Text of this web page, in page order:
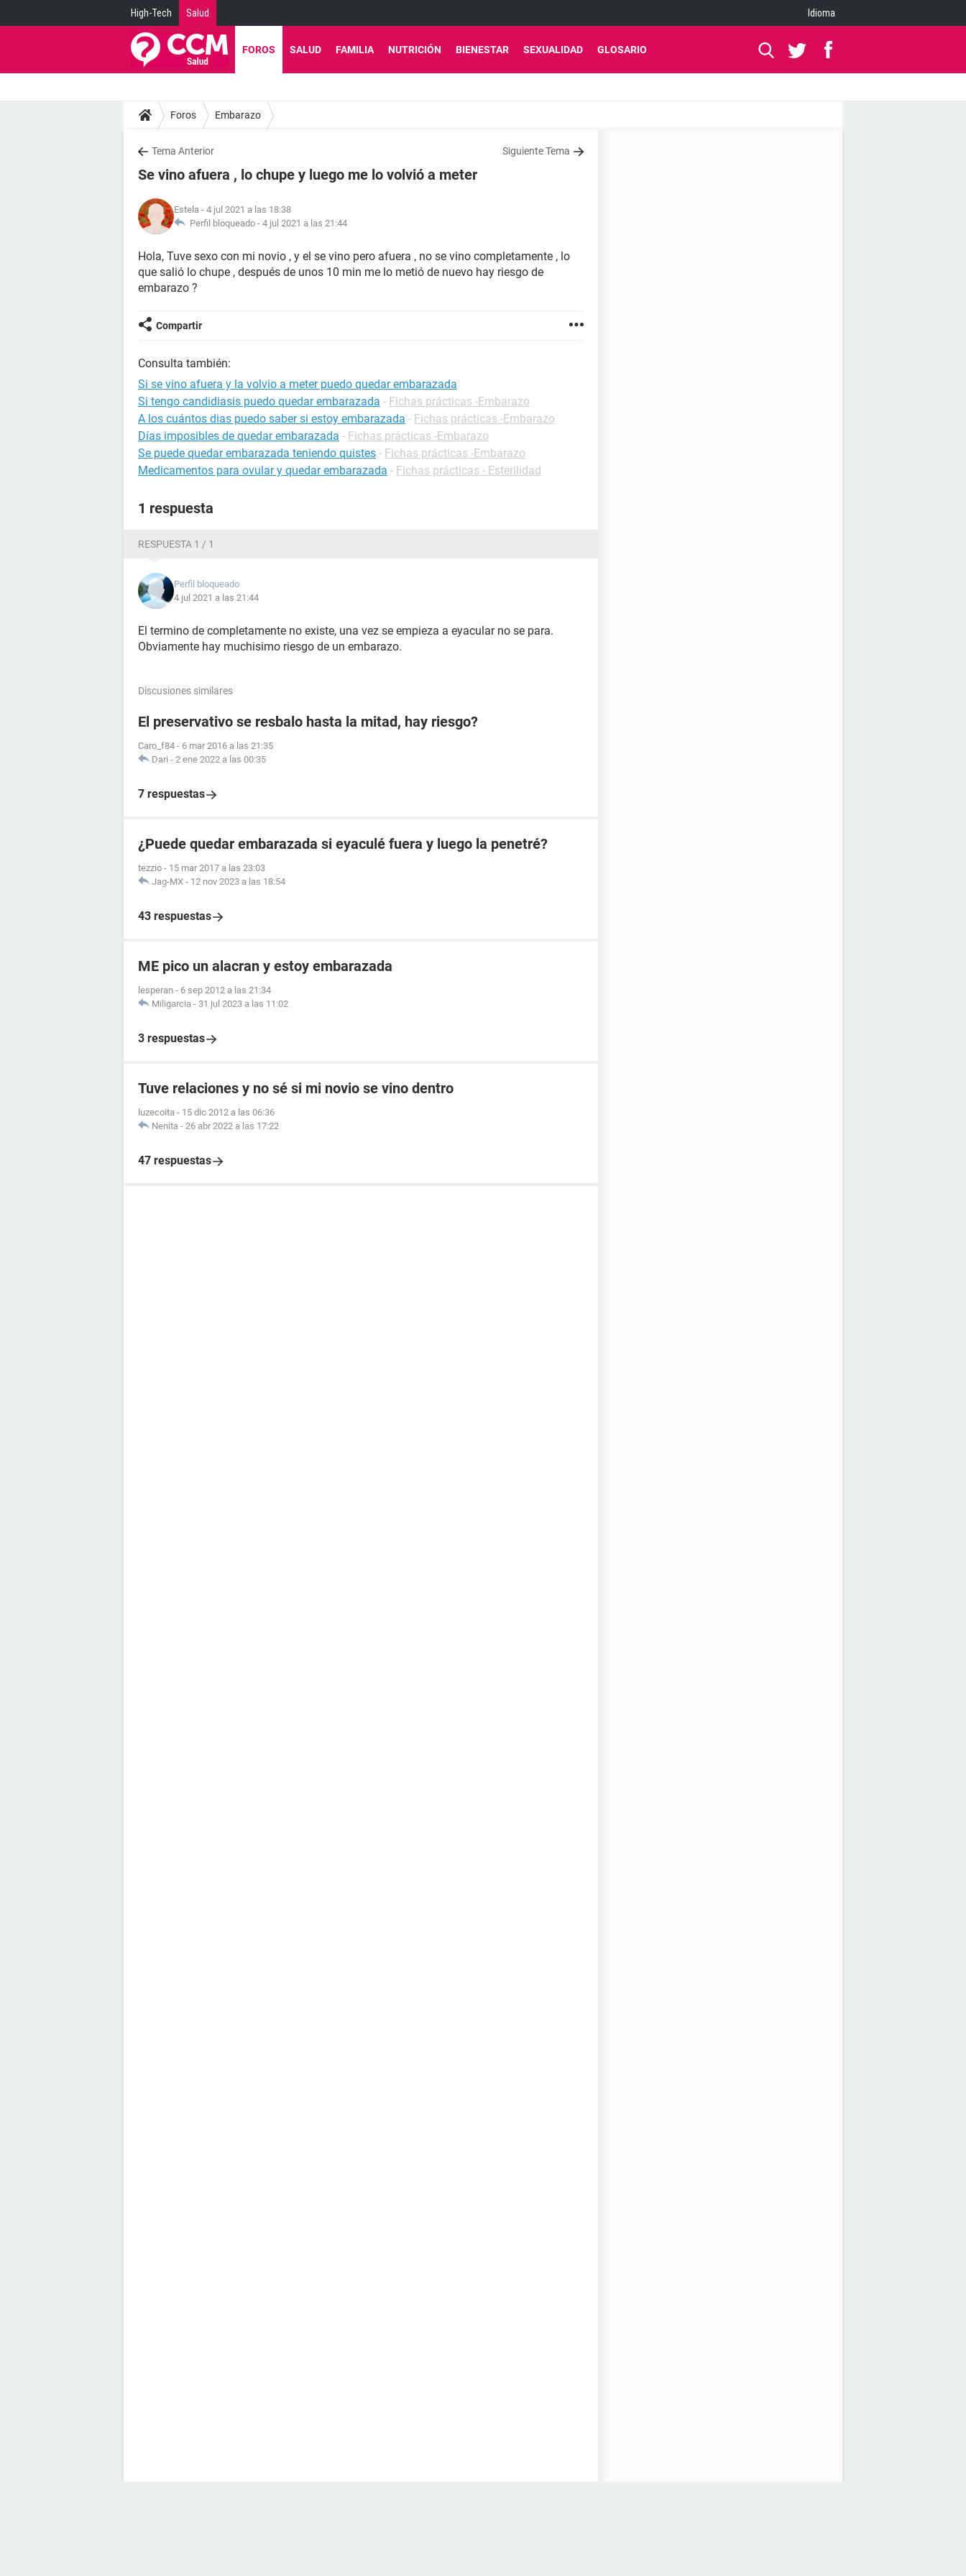
High-Tech Salud Idioma
FOROS SALUD FAMILIA NUTRICIÓN BIENESTAR SEXUALIDAD GLOSARIO
Foros Embarazo
Tema Anterior Siguiente Tema
Se vino afuera , lo chupe y luego me lo volvió a meter
Estela - 4 jul 2021 a las 18:38
Perfil bloqueado - 4 jul 2021 a las 21:44
Hola, Tuve sexo con mi novio , y el se vino pero afuera , no se vino completamente , lo
que salió lo chupe , después de unos 10 min me lo metió de nuevo hay riesgo de
embarazo ?
Compartir
Consulta también:
Si se vino afuera y la volvio a meter puedo quedar embarazada
Si tengo candidiasis puedo quedar embarazada - Fichas prácticas -Embarazo
A los cuántos dias puedo saber si estoy embarazada - Fichas prácticas -Embarazo
Días imposibles de quedar embarazada - Fichas prácticas -Embarazo
Se puede quedar embarazada teniendo quistes - Fichas prácticas -Embarazo
Medicamentos para ovular y quedar embarazada - Fichas prácticas - Esterilidad
1 respuesta
RESPUESTA 1 / 1
Perfil bloqueado
4 jul 2021 a las 21:44
El termino de completamente no existe, una vez se empieza a eyacular no se para.
Obviamente hay muchisimo riesgo de un embarazo.
Discusiones similares
El preservativo se resbalo hasta la mitad, hay riesgo?
Caro_f84 - 6 mar 2016 a las 21:35
Dari - 2 ene 2022 a las 00:35
7 respuestas
¿Puede quedar embarazada si eyaculé fuera y luego la penetré?
tezzio - 15 mar 2017 a las 23:03
Jag-MX - 12 nov 2023 a las 18:54
43 respuestas
ME pico un alacran y estoy embarazada
lesperan - 6 sep 2012 a las 21:34
Miligarcia - 31 jul 2023 a las 11:02
3 respuestas
Tuve relaciones y no sé si mi novio se vino dentro
luzecoita - 15 dic 2012 a las 06:36
Nenita - 26 abr 2022 a las 17:22
47 respuestas